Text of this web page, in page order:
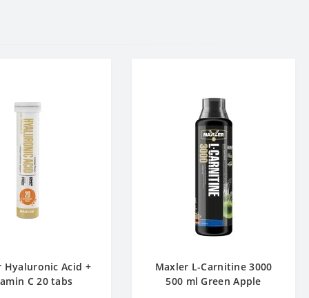
Hyaluronic Acid +
C 20 tabs
Maxler L-Carnitine 3000
500 ml Green Apple